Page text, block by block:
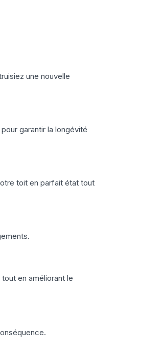
une nouvelle
garantir la longévité
toit en parfait état tout
en améliorant le